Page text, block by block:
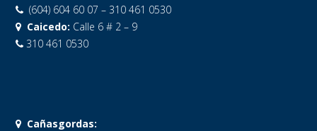
(604) 604 60 07 – 310 461 0530
Caicedo: Calle 6 # 2 – 9
310 461 0530
Cañasgordas: